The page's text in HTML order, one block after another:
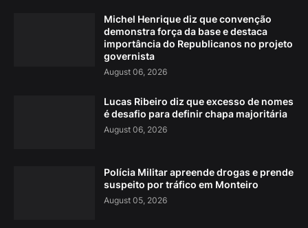
Michel Henrique diz que convenção
demonstra força da base e destaca
importância do Republicanos no projeto
governista
August 06, 2026
Lucas Ribeiro diz que excesso de nomes
é desafio para definir chapa majoritária
August 06, 2026
Polícia Militar apreende drogas e prende
suspeito por tráfico em Monteiro
August 05, 2026